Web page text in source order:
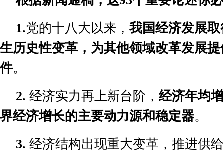
1.党的十八大以来， 我国经济发展
生历史性变革，为其他领域改革发展
件。
2. 经济实力再上新台阶， 经济年均
界经济增长的主要动力源和稳定器。
3. 经济结构出现重大变革，推进供